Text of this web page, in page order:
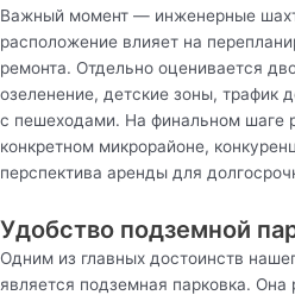
Важный момент — инженерные
расположение влияет на
ремонта. Отдельно оценивается
озеленение, детские зоны, трафик
с пешеходами. На финальном шаге
конкретном микрорайоне,
перспектива аренды для
Удобство подземной
Одним из главных достоинств
является подземная парковка. Она